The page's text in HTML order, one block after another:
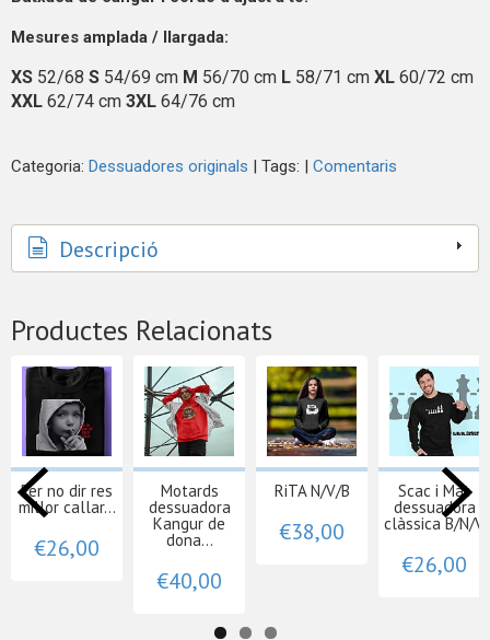
Mesures amplada / llargada:
XS 52/68 S 54/69 cm M 56/70 cm L 58/71 cm XL 60/72 cm
XXL 62/74 cm 3XL 64/76 cm
Categoria: Dessuadores originals | Tags: | Comentaris
Descripció
Productes Relacionats
Per no dir res
millor callar...
€26,00
Motards
dessuadora
Kangur de
dona...
€40,00
RiTA N/V/B
€38,00
Scac i Mat
dessuadora
clàssica B/N/V
€26,00